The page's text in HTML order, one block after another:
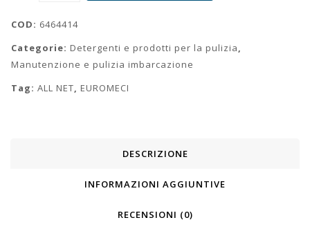
COD: 6464414
Categorie: Detergenti e prodotti per la pulizia,
Manutenzione e pulizia imbarcazione
Tag: ALL NET, EUROMECI
DESCRIZIONE
INFORMAZIONI AGGIUNTIVE
RECENSIONI (0)